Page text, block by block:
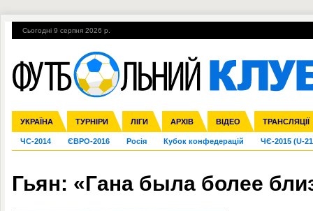
Сьогодні 9 серпня 2026 р.
УКРАЇНА ТУРНІРИ ЛІГИ АРХІВ ВІДЕО ТРАНСЛЯЦІЇ
Збірна Прем'єр-ліга Перша ліга Друга ліга Кубок України
Ліга чемпіонів Ліга Європи Міжнародні Ліга націй Ліга
Англія Іспанія Італія Німеччина Франція Інші
ЧС-2014 ЄВРО-2016 Росія Кубок конфедерацій ЧЄ-2015 (U-
Гарячі теми УПЛ, 2-й тур ВІЙНА УПЛ-ПЕРЕХОДИ
Гьян: «Гана была более